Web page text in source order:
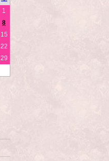
1
8
15
22
29